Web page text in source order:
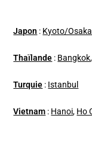
Japon : Kyoto/Osaka
Thaïlande : Bangkok,
Turquie : Istanbul
Vietnam : Hanoi, Ho